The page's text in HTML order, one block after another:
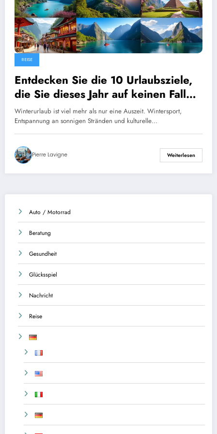
REISE
Entdecken Sie die 10 Urlaubsziele,
die Sie dieses Jahr auf keinen Fall
verpassen sollten!
Winterurlaub ist viel mehr als nur eine Auszeit. Wintersport,
Entspannung an sonnigen Stränden und kulturelle…
Pierre Lavigne Weiterlesen
Auto / Motorrad
Beratung
Gesundheit
Glücksspiel
Nachricht
Reise